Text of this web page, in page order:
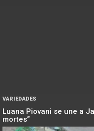
VARIEDADES
Luana Piovani se une a
mortes”